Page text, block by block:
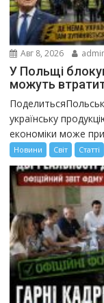
Авг 8, 2026
У Польщі
можуть
українську
економіки може
Новини Світ Статті